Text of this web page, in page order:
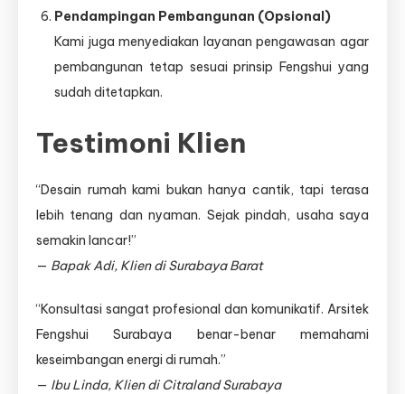
Pendampingan Pembangunan (Opsional)
Kami juga menyediakan layanan pengawasan agar
pembangunan tetap sesuai prinsip Fengshui yang
sudah ditetapkan.
Testimoni Klien
“Desain rumah kami bukan hanya cantik, tapi terasa
lebih tenang dan nyaman. Sejak pindah, usaha saya
semakin lancar!”
— Bapak Adi, Klien di Surabaya Barat
“Konsultasi sangat profesional dan komunikatif. Arsitek
Fengshui Surabaya benar-benar memahami
keseimbangan energi di rumah.”
— Ibu Linda, Klien di Citraland Surabaya